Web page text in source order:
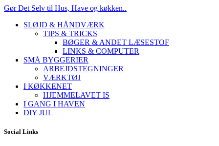
Gør Det Selv til Hus, Have og køkken..
SLØJD & HÅNDVÆRK
TIPS & TRICKS
BØGER & ANDET LÆSESTOF
LINKS & COMPUTER
SMÅ BYGGERIER
ARBEJDSTEGNINGER
VÆRKTØJ
I KØKKENET
HJEMMELAVET IS
I GANG I HAVEN
DIY JUL
Social Links